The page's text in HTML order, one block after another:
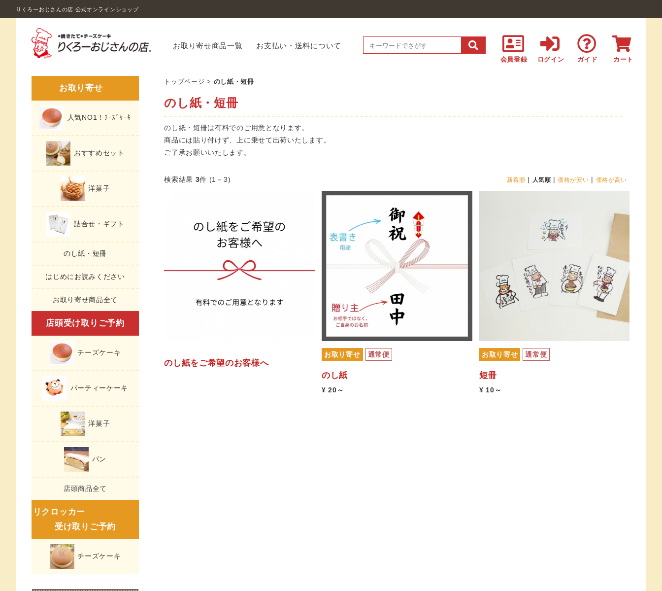
りくろーおじさんの店 公式オンラインショップ
会員登録 ログイン ガイド カート
お取り寄せ商品一覧 お支払い・送料について
お取り寄せ
人気NO1！ﾁｰｽﾞｹｰｷ
おすすめセット
洋菓子
詰合せ・ギフト
のし紙・短冊
はじめにお読みください
お取り寄せ商品全て
店頭受け取りご予約
チーズケーキ
パーティーケーキ
洋菓子
パン
店頭商品全て
リクロッカー
受け取りご予約
チーズケーキ
トップページ > のし紙・短冊
のし紙・短冊
のし紙・短冊は有料でのご用意となります。
商品には貼り付けず、上に乗せて出荷いたします。
ご了承お願いいたします。
検索結果 3件 (1－3) 新着順 | 人気順 | 価格が安い | 価格が高い
のし紙をご希望のお客様へ
お取り寄せ 通常便
のし紙
¥ 20～
お取り寄せ 通常便
短冊
¥ 10～